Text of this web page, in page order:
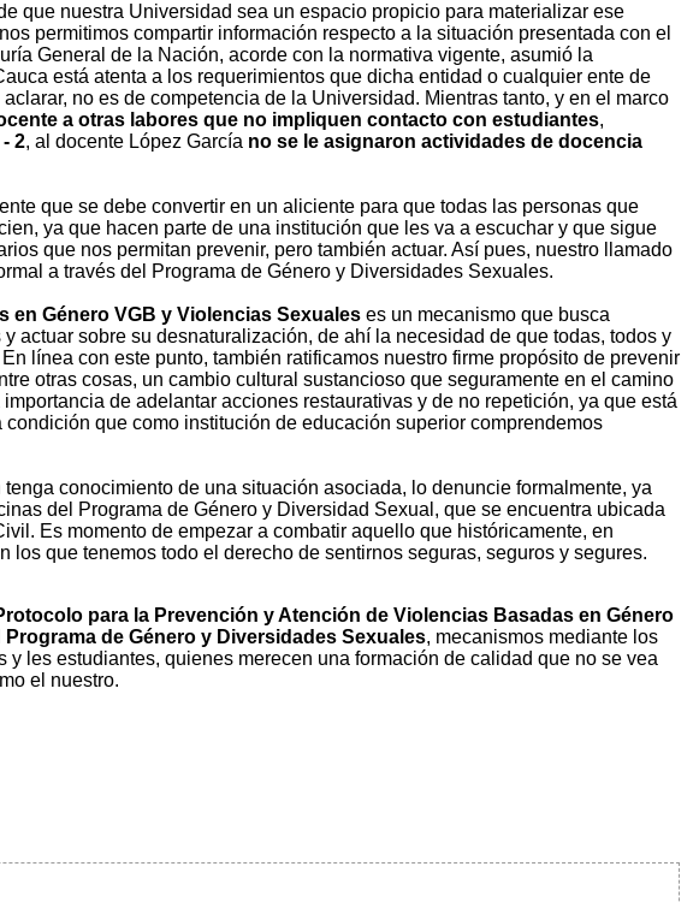
que nuestra Universidad sea un espacio propicio para materializar ese
permitimos compartir información respecto a la situación presentada con el
General de la Nación, acorde con la normativa vigente, asumió la
está atenta a los requerimientos que dicha entidad o cualquier ente de
no es de competencia de la Universidad. Mientras tanto, y en el marco
a otras labores que no impliquen contacto con estudiantes,
2, al docente López García no se le asignaron actividades de docencia
que se debe convertir en un aliciente para que todas las personas que
ya que hacen parte de una institución que les va a escuchar y que sigue
que nos permitan prevenir, pero también actuar. Así pues, nuestro llamado
a través del Programa de Género y Diversidades Sexuales.
en Género VGB y Violencias Sexuales es un mecanismo que busca
sobre su desnaturalización, de ahí la necesidad de que todas, todos y
línea con este punto, también ratificamos nuestro firme propósito de prevenir
otras cosas, un cambio cultural sustancioso que seguramente en el camino
de adelantar acciones restaurativas y de no repetición, ya que está
que como institución de educación superior comprendemos
conocimiento de una situación asociada, lo denuncie formalmente, ya
del Programa de Género y Diversidad Sexual, que se encuentra ubicada
Es momento de empezar a combatir aquello que históricamente, en
que tenemos todo el derecho de sentirnos seguras, seguros y segures.
para la Prevención y Atención de Violencias Basadas en Género
Programa de Género y Diversidades Sexuales, mecanismos mediante los
les estudiantes, quienes merecen una formación de calidad que no se vea
el nuestro.